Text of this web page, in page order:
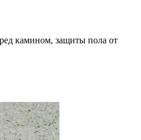
камином, защиты пола от